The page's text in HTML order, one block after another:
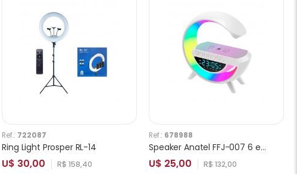
Ref.: 722087
Ring Light Prosper RL-14
U$ 30,00 R$ 158,40
Ref.: 678988
Speaker Anatel FFJ-007 6 em 1
U$ 25,00 R$ 132,00